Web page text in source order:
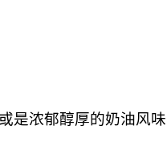
浓郁醇厚的奶油风